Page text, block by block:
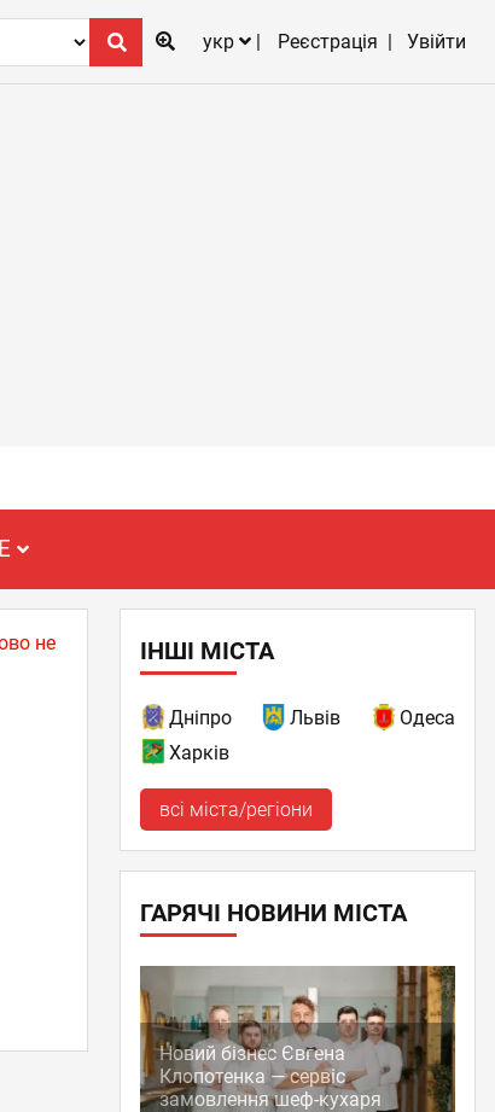
укр
Реєстрація Увійти
не
ІНШІ МІСТА
Дніпро Львів
Одеса
Харків
всі міста/регіони
ГАРЯЧІ НОВИНИ МІСТА
Новий бізнес Євгена
Клопотенка — сервіс
замовлення шеф-кухаря